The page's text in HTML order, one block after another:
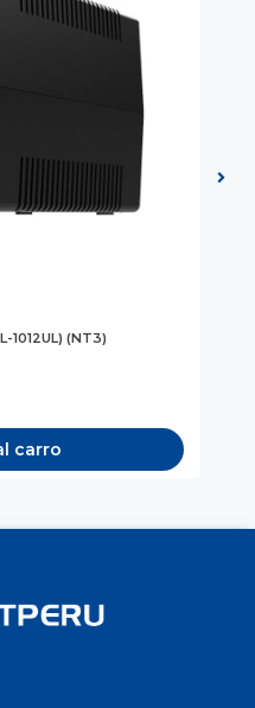
1012UL) (NT3)
carro